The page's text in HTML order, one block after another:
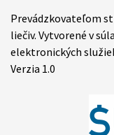
Items
Prevádzkovateľom
liečiv. Vytvorené v
elektronických
Verzia 1.0